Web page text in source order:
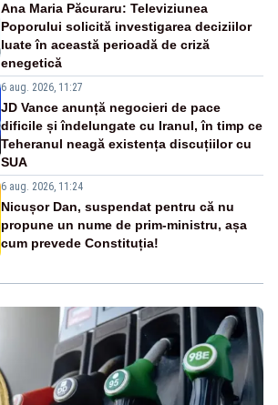
Ana Maria Păcuraru: Televiziunea
Poporului solicită investigarea deciziilor
luate în această perioadă de criză
enegetică
6 aug. 2026, 11:27
JD Vance anunță negocieri de pace
dificile și îndelungate cu Iranul, în timp ce
Teheranul neagă existența discuțiilor cu
SUA
6 aug. 2026, 11:24
Nicușor Dan, suspendat pentru că nu
propune un nume de prim-ministru, așa
cum prevede Constituția!